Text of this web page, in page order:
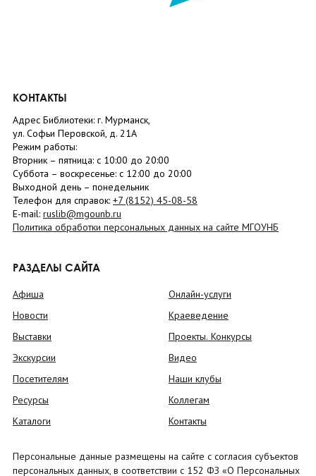
КОНТАКТЫ
Адрес Библиотеки: г. Мурманск,
ул. Софьи Перовской, д. 21А
Режим работы:
Вторник – пятница: с 10:00 до 20:00
Суббота – воскресенье: c 12:00 до 20:00
Выходной день – понедельник
Телефон для справок: +7 (8152) 45-08-58
E-mail: ruslib@mgounb.ru
Политика обработки персональных данных на сайте МГОУНБ
РАЗДЕЛЫ САЙТА
Афиша
Новости
Выставки
Экскурсии
Посетителям
Ресурсы
Каталоги
Онлайн-услуги
Краеведение
Проекты. Конкурсы
Видео
Наши клубы
Коллегам
Контакты
Персональные данные размещены на сайте с согласия субъектов
персональных данных, в соответствии с 152 ФЗ «О Персональных